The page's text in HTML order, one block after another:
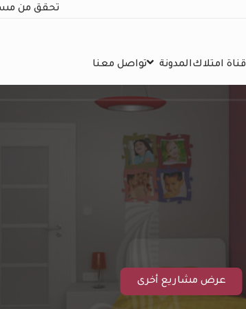
تحقق من
قناة امتلاكالمدونة تواصل معنا
عرض مشاريع أخرى